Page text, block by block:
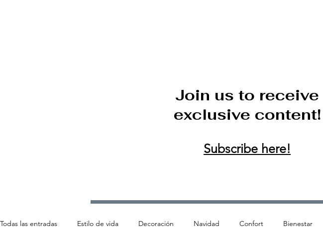
Join us to receive
exclusive content!
Subscribe here!
Todas las entradas Estilo de vida Decoración Navidad Confort Bienestar